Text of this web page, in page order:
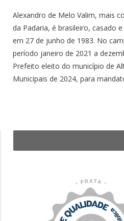
Alexandro de Melo Valim, mais
da Padaria, é brasileiro, casado
em 27 de junho de 1983. No
período janeiro de 2021 a
Prefeito eleito do município de
Municipais de 2024, para